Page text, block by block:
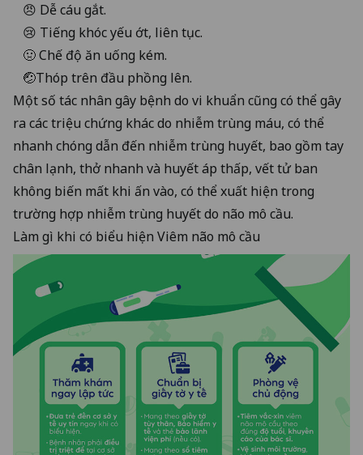
😠 Dễ cáu gắt.
😢 Tiếng khóc yếu ớt, liên tục.
🤢 Chế độ ăn uống kém.
🤕Thóp trên đầu phồng lên.
Một số tác nhân gây bệnh do vi khuẩn cũng có thể gây
ra các triệu chứng khác do nhiễm trùng máu, có thể
nhanh chóng dẫn đến nhiễm trùng huyết, bao gồm tay
chân lạnh, thở nhanh và huyết áp thấp, vết tử ban ​​
không biến mất khi ấn vào, có thể xuất hiện trong
trường hợp nhiễm trùng huyết do não mô cầu.
Làm gì khi có biểu hiện Viêm não mô cầu